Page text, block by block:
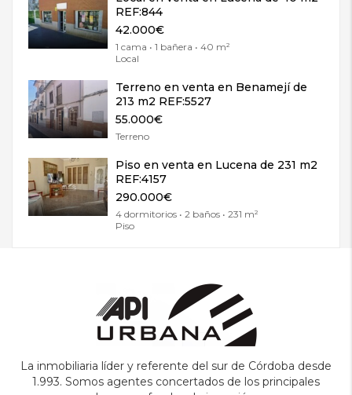
REF:844
42.000€
1 cama • 1 bañera • 40 m²
Local
Terreno en venta en Benamejí de
213 m2 REF:5527
55.000€
Terreno
Piso en venta en Lucena de 231 m2
REF:4157
290.000€
4 dormitorios • 2 baños • 231 m²
Piso
La inmobiliaria líder y referente del sur de Córdoba desde
1.993. Somos agentes concertados de los principales